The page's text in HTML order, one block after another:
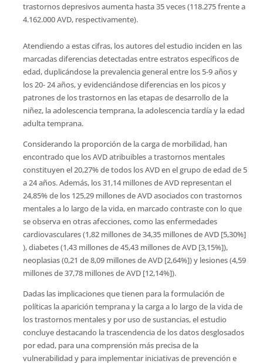
trastornos depresivos aumenta hasta 35 veces (118.275 frente a
4.162.000 AVD, respectivamente).
Atendiendo a estas cifras, los autores del estudio inciden en las
marcadas diferencias detectadas entre estratos específicos de
edad, duplicándose la prevalencia general entre los 5-9 años y
los 20- 24 años, y evidenciándose diferencias en los picos y
patrones de los trastornos en las etapas de desarrollo de la
niñez, la adolescencia temprana, la adolescencia tardía y la edad
adulta temprana.
Considerando la proporción de la carga de morbilidad, han
encontrado que los AVD atribuibles a trastornos mentales
constituyen el 20,27% de todos los AVD en el grupo de edad de 5
a 24 años. Además, los 31,14 millones de AVD representan el
24,85% de los 125,29 millones de AVD asociados con trastornos
mentales a lo largo de la vida, en marcado contraste con lo que
se observa en otras afecciones, como las enfermedades
cardiovasculares (1,82 millones de 34,35 millones de AVD [5,30%]
), diabetes (1,43 millones de 45,43 millones de AVD [3,15%]),
neoplasias (0,21 de 8,09 millones de AVD [2,64%]) y lesiones (4,59
millones de 37,78 millones de AVD [12,14%]).
Dadas las implicaciones que tienen para la formulación de
políticas la aparición temprana y la carga a lo largo de la vida de
los trastornos mentales y por uso de sustancias, el estudio
concluye destacando la trascendencia de los datos desglosados
por edad, para una comprensión más precisa de la
vulnerabilidad y para implementar iniciativas de prevención e